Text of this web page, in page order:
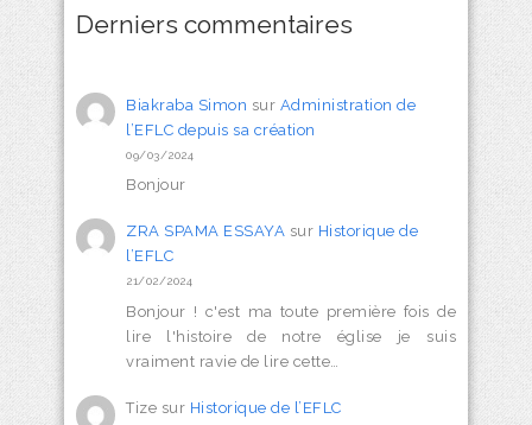
Derniers commentaires
Biakraba Simon sur Administration de
l’EFLC depuis sa création
09/03/2024
Bonjour
ZRA SPAMA ESSAYA sur Historique de
l’EFLC
21/02/2024
Bonjour ! c'est ma toute première fois de
lire l'histoire de notre église je suis
vraiment ravie de lire cette…
Tize sur Historique de l’EFLC